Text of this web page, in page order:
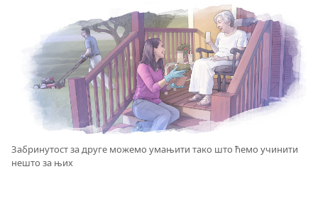
Забринутост за друге можемо умањити тако што ћемо учинити
нешто за њих